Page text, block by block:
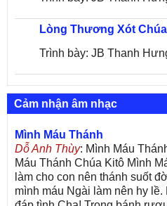
Lòng Thương Xót
Trình bày: JB Thanh
Cảm nhận âm nhạc
Mình Máu Thánh
Dỗ Anh Thùy: Mình Máu
Máu Thánh Chúa Kitô Mình
làm cho con nên thánh suốt
mình máu Ngài làm nên hy